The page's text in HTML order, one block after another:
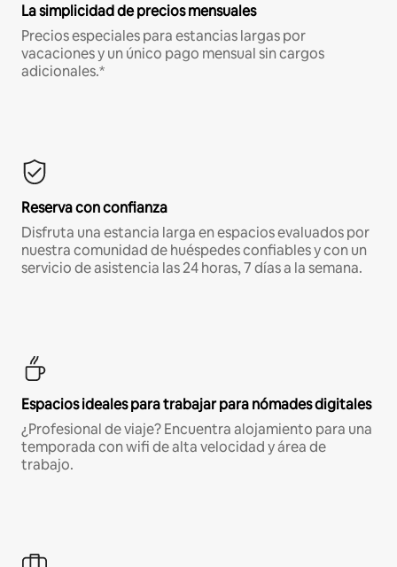
La simplicidad de precios mensuales
Precios especiales para estancias largas por
vacaciones y un único pago mensual sin cargos
adicionales.*
Reserva con confianza
Disfruta una estancia larga en espacios evaluados por
nuestra comunidad de huéspedes confiables y con un
servicio de asistencia las 24 horas, 7 días a la semana.
Espacios ideales para trabajar para nómades digitales
¿Profesional de viaje? Encuentra alojamiento para una
temporada con wifi de alta velocidad y área de
trabajo.